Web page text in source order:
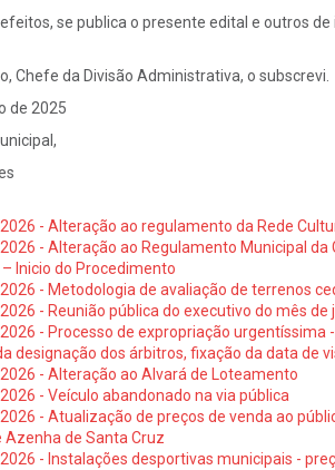
efeitos, se publica o presente edital e outros
Chefe da Divisão Administrativa, o subscrevi.
de 2025
- Alteração ao regulamento da Rede
- Alteração ao Regulamento Municipal
Inicio do Procedimento
- Metodologia de avaliação de terrenos
- Reunião pública do executivo do mês de
- Processo de expropriação urgentíssima
designação dos árbitros, fixação da data de
- Alteração ao Alvará de Loteamento
- Veículo abandonado na via pública
- Atualização de preços de venda ao
Azenha de Santa Cruz
- Instalações desportivas municipais -